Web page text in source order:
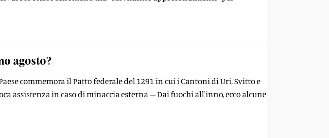
agosto?
commemora il Patto federale del 1291 in cui i Cantoni di Uri, Svitto e
assistenza in caso di minaccia esterna – Dai fuochi all'inno, ecco alcune